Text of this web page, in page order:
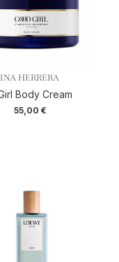
HERRERA
Body Cream
55,00 €